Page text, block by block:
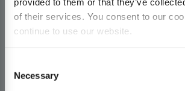
of their services. You consent to our
continue to use our website.
Selection
Necessary